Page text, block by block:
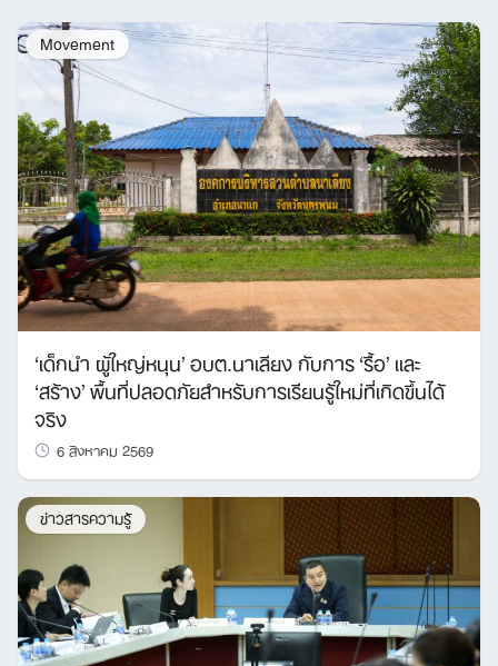
Movement
‘เด็กนำ ผู้ใหญ่หนุน’ อบต.นาเลียง กับการ ‘รื้อ’ และ
‘สร้าง’ พื้นที่ปลอดภัยสำหรับการเรียนรู้ใหม่ที่เกิดขึ้นได้
จริง
6 สิงหาคม 2569
ข่าวสารความรู้